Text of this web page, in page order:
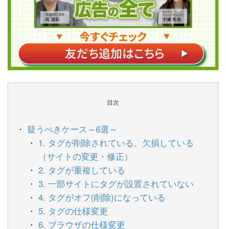
目次
疑うべきケース～6選～
1. タグが削除されている、欠損している
（サイトの変更・修正）
2. タグが重複している
3. 一部サイトにタグが設置されていない
4. タグがオフ(削除)になっている
5. タグの仕様変更
6. ブラウザの仕様変更